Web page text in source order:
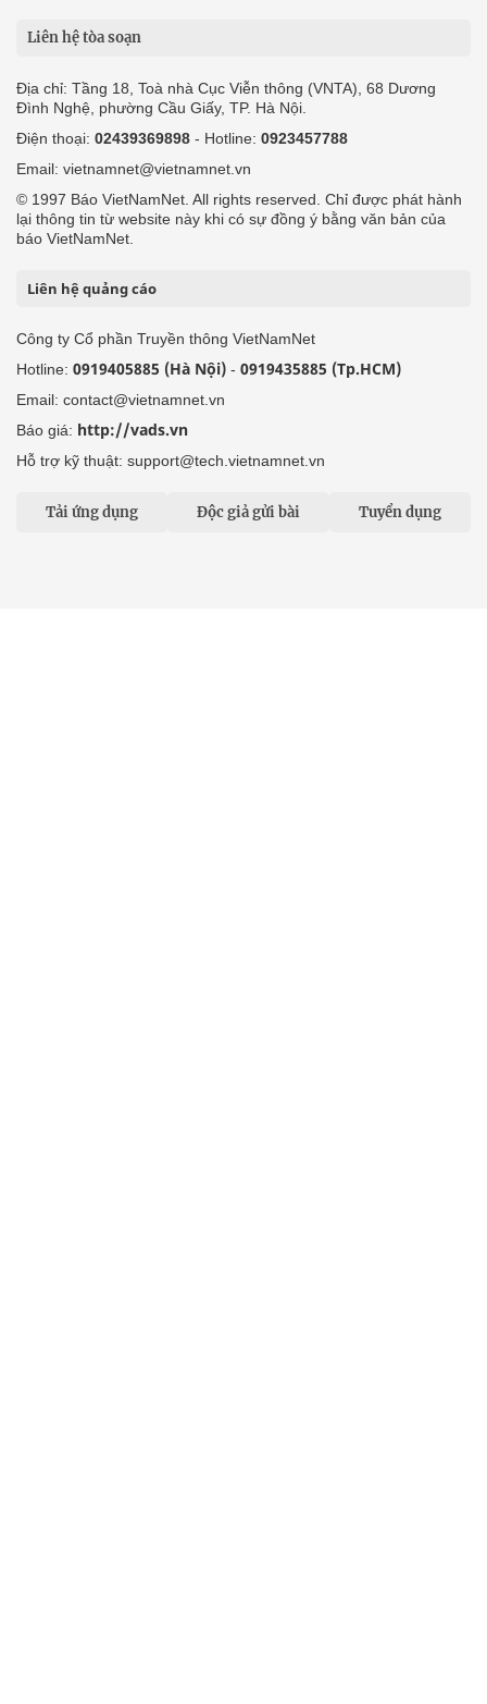
Liên hệ tòa soạn
Địa chỉ: Tầng 18, Toà nhà Cục Viễn thông (VNTA), 68 Dương
Đình Nghệ, phường Cầu Giấy, TP. Hà Nội.
Điện thoại: 02439369898 - Hotline: 0923457788
Email: vietnamnet@vietnamnet.vn
© 1997 Báo VietNamNet. All rights reserved. Chỉ được phát hành
lại thông tin từ website này khi có sự đồng ý bằng văn bản của
báo VietNamNet.
Liên hệ quảng cáo
Công ty Cổ phần Truyền thông VietNamNet
Hotline: 0919405885 (Hà Nội) - 0919435885 (Tp.HCM)
Email: contact@vietnamnet.vn
Báo giá: http://vads.vn
Hỗ trợ kỹ thuật: support@tech.vietnamnet.vn
Tải ứng dụng Độc giả gửi bài Tuyển dụng